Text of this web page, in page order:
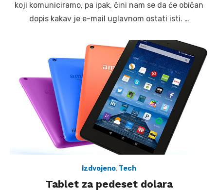
koji komuniciramo, pa ipak, čini nam se da će običan
dopis kakav je e-mail uglavnom ostati isti. …
Izdvojeno, Tech
Tablet za pedeset dolara